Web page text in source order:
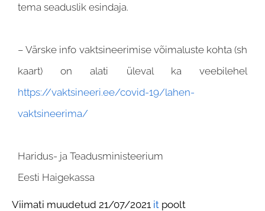
tema seaduslik esindaja.
– Värske info vaktsineerimise võimaluste kohta (sh
kaart) on alati üleval ka veebilehel
https://vaktsineeri.ee/covid-19/lahen-
vaktsineerima/
Haridus- ja Teadusministeerium
Eesti Haigekassa
Viimati muudetud 21/07/2021 it poolt